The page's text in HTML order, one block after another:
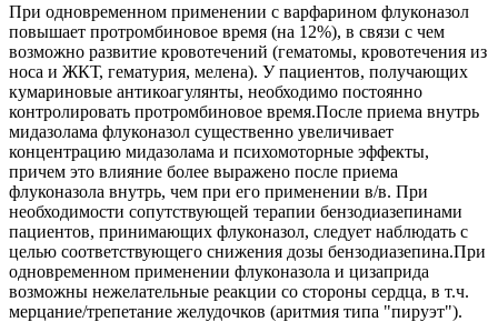
При одновременном применении с варфарином флуконазол
повышает протромбиновое время (на 12%), в связи с чем
возможно развитие кровотечений (гематомы, кровотечения из
носа и ЖКТ, гематурия, мелена). У пациентов, получающих
кумариновые антикоагулянты, необходимо постоянно
контролировать протромбиновое время.После приема внутрь
мидазолама флуконазол существенно увеличивает
концентрацию мидазолама и психомоторные эффекты,
причем это влияние более выражено после приема
флуконазола внутрь, чем при его применении в/в. При
необходимости сопутствующей терапии бензодиазепинами
пациентов, принимающих флуконазол, следует наблюдать с
целью соответствующего снижения дозы бензодиазепина.При
одновременном применении флуконазола и цизаприда
возможны нежелательные реакции со стороны сердца, в т.ч.
мерцание/трепетание желудочков (аритмия типа "пируэт").